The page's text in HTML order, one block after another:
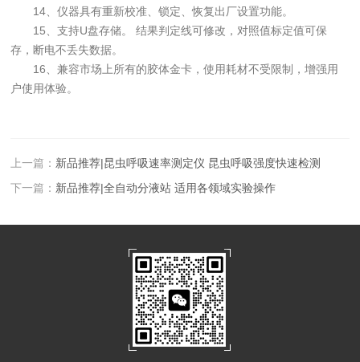
14、仪器具有重新校准、锁定、恢复出厂设置功能。
15、支持U盘存储。 结果判定线可修改，对照值标定值可保
存，断电不丢失数据。
16、兼容市场上所有的胶体金卡，使用耗材不受限制，增强用
户使用体验。
上一篇： 新品推荐|昆虫呼吸速率测定仪 昆虫呼吸强度快速检测
下一篇： 新品推荐|全自动分液站 适用各领域实验操作